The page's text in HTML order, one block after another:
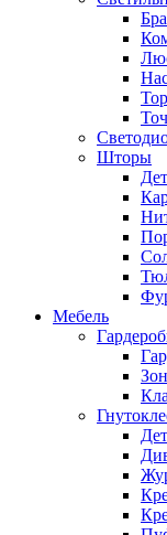
Бра
Шторы
Мебель